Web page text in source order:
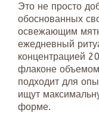
Это не просто
обоснованных
освежающим
ежедневный
концентрацией
флаконе
подходит для
ищут
форме.